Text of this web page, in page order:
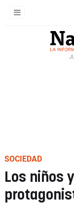
SOCIEDAD
Los niños